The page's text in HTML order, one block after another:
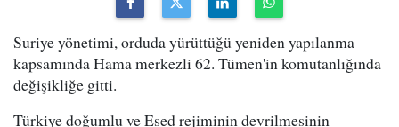
Suriye yönetimi, orduda yürüttüğü yeniden yapılanma
kapsamında Hama merkezli 62. Tümen'in komutanlığında
değişikliğe gitti.
Türkiye doğumlu ve Esed rejiminin devrilmesinin